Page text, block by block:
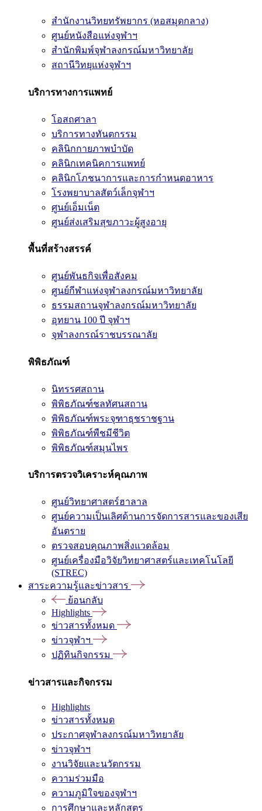
สำนักงานวิทยทรัพยากร (หอสมุดกลาง)
ศูนย์หนังสือแห่งจุฬาฯ
สำนักพิมพ์จุฬาลงกรณ์มหาวิทยาลัย
สถานีวิทยุแห่งจุฬาฯ
บริการทางการแพทย์
โอสถศาลา
บริการทางทันตกรรม
คลินิกกายภาพบำบัด
คลินิกเทคนิคการแพทย์
คลินิกโภชนาการและการกำหนดอาหาร
โรงพยาบาลสัตว์เล็กจุฬาฯ
ศูนย์เอ็มเน็ต
ศูนย์ส่งเสริมสุขภาวะผู้สูงอายุ
พื้นที่สร้างสรรค์
ศูนย์พันธกิจเพื่อสังคม
ศูนย์กีฬาแห่งจุฬาลงกรณ์มหาวิทยาลัย
ธรรมสถานจุฬาลงกรณ์มหาวิทยาลัย
อุทยาน 100 ปี จุฬาฯ
จุฬาลงกรณ์ราชบรรณาลัย
พิพิธภัณฑ์
นิทรรศสถาน
พิพิธภัณฑ์ชลทัศนสถาน
พิพิธภัณฑ์พระจุฑาธุชราชฐาน
พิพิธภัณฑ์พืชมีชีวิต
พิพิธภัณฑ์สมุนไพร
บริการตรวจวิเคราะห์คุณภาพ
ศูนย์วิทยาศาสตร์ฮาลาล
ศูนย์ความเป็นเลิศด้านการจัดการสารและของเสีย
อันตราย
ตรวจสอบคุณภาพสิ่งแวดล้อม
ศูนย์เครื่องมือวิจัยวิทยาศาสตร์และเทคโนโลยี
(STREC)
สาระความรู้และข่าวสาร
ย้อนกลับ
Highlights
ข่าวสารทั้งหมด
ข่าวจุฬาฯ
ปฏิทินกิจกรรม
ข่าวสารและกิจกรรม
Highlights
ข่าวสารทั้งหมด
ประกาศจุฬาลงกรณ์มหาวิทยาลัย
ข่าวจุฬาฯ
งานวิจัยและนวัตกรรม
ความร่วมมือ
ความภูมิใจของจุฬาฯ
การศึกษาและหลักสูตร